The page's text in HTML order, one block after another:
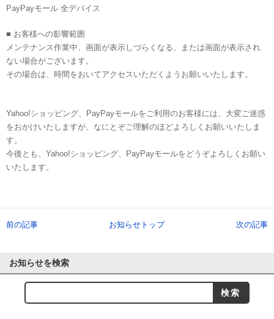
PayPayモール 全デバイス
■ お客様への影響範囲
メンテナンス作業中、画面が表示しづらくなる、または画面が表示され
ない場合がございます。
その場合は、時間をおいてアクセスいただくようお願いいたします。
Yahoo!ショッピング、PayPayモールをご利用のお客様には、大変ご迷惑
をおかけいたしますが、なにとぞご理解のほどよろしくお願いいたしま
す。
今後とも、Yahoo!ショッピング、PayPayモールをどうぞよろしくお願い
いたします。
前の記事 お知らせトップ 次の記事
お知らせを検索